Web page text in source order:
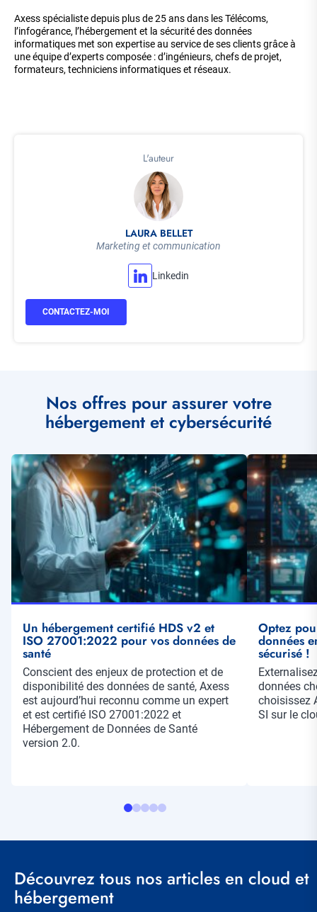
L'auteur
LAURA BELLET
Marketing et communication
Linkedin
CONTACTEZ-MOI
Axess spécialiste depuis plus de 25 ans dans les Télécoms,
l’infogérance, l’hébergement et la sécurité des données
informatiques met son expertise au service de ses clients grâce à
une équipe d’experts composée : d’ingénieurs, chefs de projet,
formateurs, techniciens informatiques et réseaux.
Nos offres pour assurer votre
hébergement et cybersécurité
Illustration
vignette
Un hébergement certifié HDS v2 et
ISO 27001:2022 pour vos données de
santé
Résumé
Conscient des enjeux de protection et de
disponibilité des données de santé, Axess
est aujourd’hui reconnu comme un expert
et est certifié ISO 27001:2022 et
Hébergement de Données de Santé
version 2.0.
Illustration
vignette
Optez
données
sécurisé !
Résumé
données
choisissez
SI sur le
Découvrez tous nos articles en cloud et
hébergement